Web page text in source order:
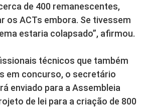
de 400 remanescentes,
os ACTs embora. Se tivessem
estaria colapsado”, afirmou.
técnicos que também
em concurso, o secretário
enviado para a Assembleia
de lei para a criação de 800